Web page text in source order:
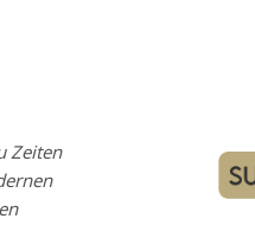
Zeiten